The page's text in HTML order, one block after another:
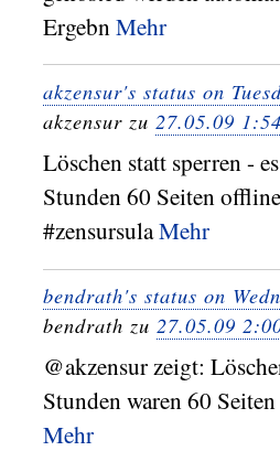
ErgebnMehr
akzensur's status on
akzensur zu 27.05.09 1:54
Löschen statt sperren -
Stunden 60 Seiten
#zensursulaMehr
bendrath's status on
bendrath zu 27.05.09
@akzensur zeigt:
Stunden waren 60
Mehr